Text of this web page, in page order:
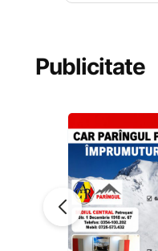
Publicitate